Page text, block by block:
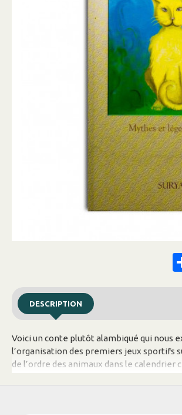
DESCRIPTION
Voici un conte plutôt alambiqué qui nous
l’organisation des premiers jeux sportifs
de l’ordre des animaux dans le calendrier